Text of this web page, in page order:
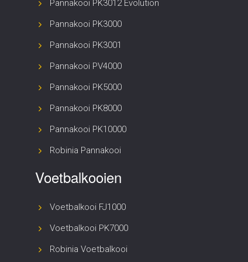
Pannakooi PK3012 Evolution
Pannakooi PK3000
Pannakooi PK3001
Pannakooi PV4000
Pannakooi PK5000
Pannakooi PK8000
Pannakooi PK10000
Robinia Pannakooi
Voetbalkooien
Voetbalkooi FJ1000
Voetbalkooi PK7000
Robinia Voetbalkooi